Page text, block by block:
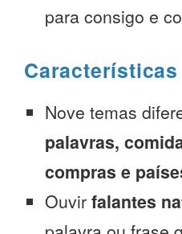
para consigo e
Nove temas
palavras,
compras e
Ouvir falantes